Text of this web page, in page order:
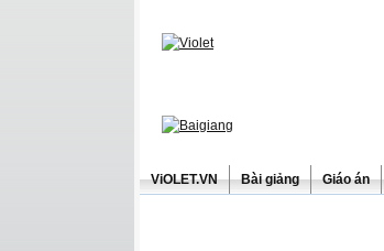
ViOLET.VN Bài giảng Giáo án